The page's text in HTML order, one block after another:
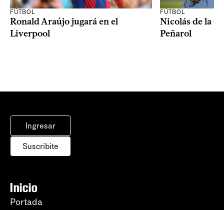
FÚTBOL
Ronald Araújo jugará en el
Liverpool
FÚTBOL
Nicolás de la
Peñarol
Ingresar
Suscribite
Inicio
Portada